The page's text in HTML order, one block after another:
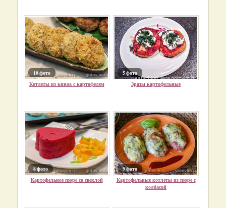
10 фото
Котлеты из киноа с картофелем
5 фото
Зразы картофельные
8 фото
Картофельное пюре со свеклой
9 фото
Картофельные котлеты из пюре с
колбасой